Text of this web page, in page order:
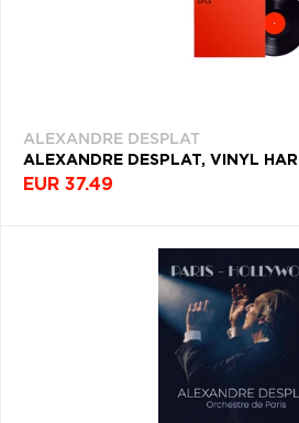
ALEXANDRE DESPLAT
EUR 37.49